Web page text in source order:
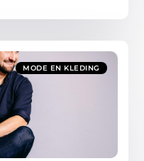
MODE EN KLEDING